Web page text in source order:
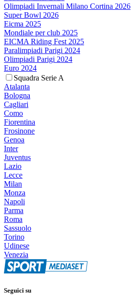
Olimpiadi Invernali Milano Cortina 2026
Super Bowl 2026
Eicma 2025
Mondiale per club 2025
EICMA Riding Fest 2025
Paralimpiadi Parigi 2024
Olimpiadi Parigi 2024
Euro 2024
Squadra Serie A
Atalanta
Bologna
Cagliari
Como
Fiorentina
Frosinone
Genoa
Inter
Juventus
Lazio
Lecce
Milan
Monza
Napoli
Parma
Roma
Sassuolo
Torino
Udinese
Venezia
Seguici su